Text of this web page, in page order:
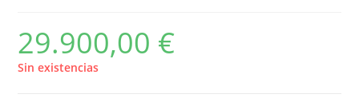
29.900,00 €
Sin existencias